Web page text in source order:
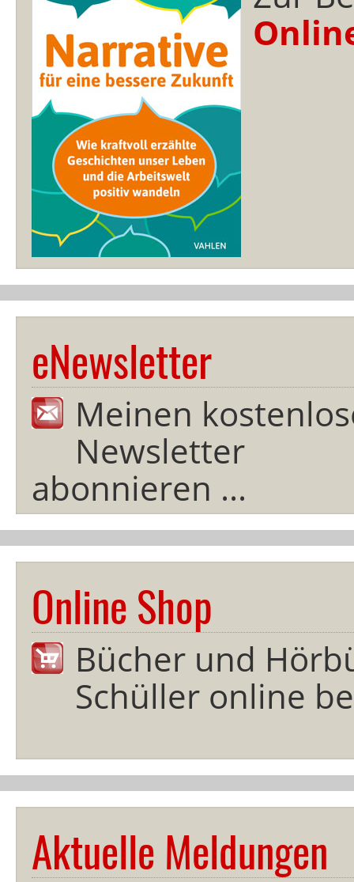
eNewsletter
Meinen
Newsletter
abonnieren ...
Online Shop
Bücher und
Schüller online
Aktuelle Meldungen